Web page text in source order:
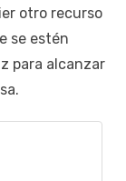
otro recurso
se estén
para alcanzar